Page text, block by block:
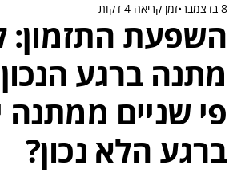
8 בדצמבר
•זמן קריאה 4 דקות
השפעת התזמון:
מתנה ברגע
פי שניים ממתנה
ברגע הלא נכון?